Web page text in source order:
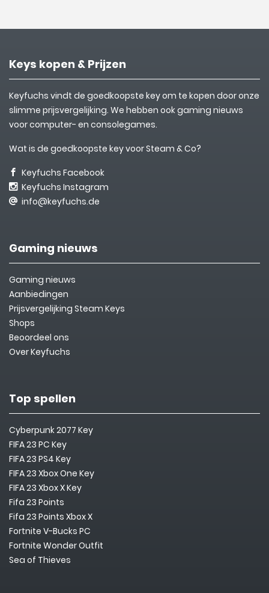
Keys kopen & Prijzen
Keyfuchs vindt de goedkoopste key om te kopen door onze
slimme prijsvergelijking. We hebben ook gaming nieuws
voor computer- en consolegames.
Wat is de goedkoopste key voor Steam & Co?
Keyfuchs Facebook
Keyfuchs Instagram
info@keyfuchs.de
Gaming nieuws
Gaming nieuws
Aanbiedingen
Prijsvergelijking Steam Keys
Shops
Beoordeel ons
Over Keyfuchs
Top spellen
Cyberpunk 2077 Key
FIFA 23 PC Key
FIFA 23 PS4 Key
FIFA 23 Xbox One Key
FIFA 23 Xbox X Key
Fifa 23 Points
Fifa 23 Points Xbox X
Fortnite V-Bucks PC
Fortnite Wonder Outfit
Sea of Thieves